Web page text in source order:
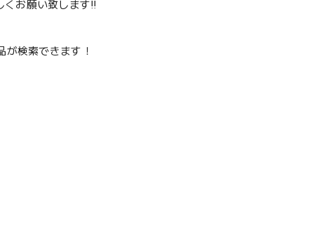
お願い致します‼️
検索できます！